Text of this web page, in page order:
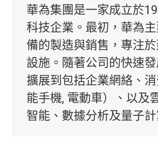
華為集團是一家成立於
科技企業。最初，華為
備的製造與銷售，專注
設施。隨著公司的快速
擴展到包括企業網絡、
能手機, 電動車）、以及
智能、數據分析及量子計